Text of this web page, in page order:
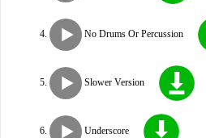
No Drums Or Percussion
Slower Version
Underscore